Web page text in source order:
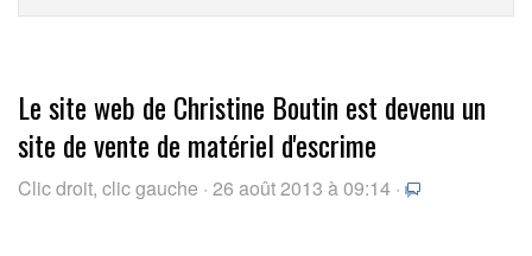
Le site web de Christine Boutin est devenu un
site de vente de matériel d'escrime
Clic droit, clic gauche · 26 août 2013 à 09:14 ·